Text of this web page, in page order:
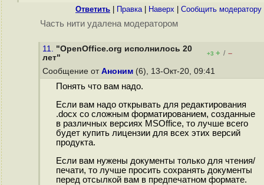
Ответить Правка| Наверх Cообщить модератору
Часть нити удалена модератором
11. "OpenOffice.org исполнилось 20
лет"
+3 + / –
Сообщение от Аноним (6), 13-Окт-20, 09:41
Понять что вам надо.
Если вам надо открывать для редактирования
.docx со сложным форматированием, созданные
в различных версиях MSOffice, то лучше всего
будет купить лицензии для всех этих версий
продукта.
Если вам нужены документы только для чтения/
печати, то лучше просить сохранять документы
перед отсылкой вам в предпечатном формате.